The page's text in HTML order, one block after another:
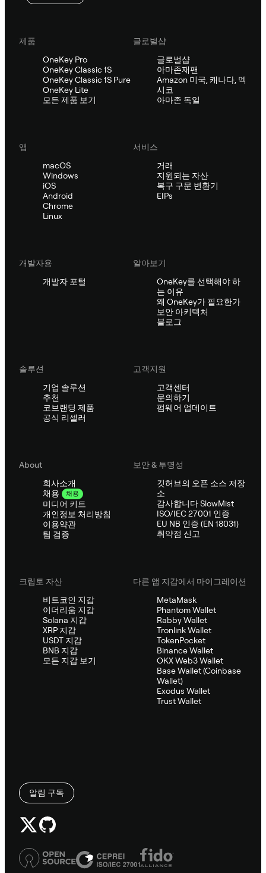
제품
OneKey Pro
OneKey Classic 1S
OneKey Classic 1S Pure
OneKey Lite
모든 제품 보기
글로벌샵
글로벌샵
아마존재팬
Amazon 미국, 캐나다, 멕
시코
아마존 독일
앱
macOS
Windows
iOS
Android
Chrome
Linux
서비스
거래
지원되는 자산
복구 구문 변환기
EIPs
개발자용
개발자 포털
알아보기
OneKey를 선택해야 하
는 이유
왜 OneKey가 필요한가
보안 아키텍처
블로그
솔루션
기업 솔루션
추천
코브랜딩 제품
공식 리셀러
고객지원
고객센터
문의하기
펌웨어 업데이트
About
회사소개
채용
채용
미디어 키트
개인정보 처리방침
이용약관
팀 검증
보안 & 투명성
깃허브의 오픈 소스 저장
소
감사합니다 SlowMist
ISO/IEC 27001 인증
EU NB 인증 (EN 18031)
취약점 신고
크립토 자산
비트코인 지갑
이더리움 지갑
Solana 지갑
XRP 지갑
USDT 지갑
BNB 지갑
모든 지갑 보기
다른 앱 지갑에서 마이그레이션
MetaMask
Phantom Wallet
Rabby Wallet
Tronlink Wallet
TokenPocket
Binance Wallet
OKX Web3 Wallet
Base Wallet (Coinbase
Wallet)
Exodus Wallet
Trust Wallet
알림 구독